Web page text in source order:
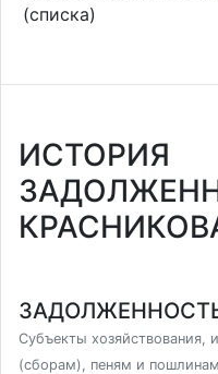
(списка)
ИСТОРИЯ
Субъекты хозяйствования,
(сборам), пеням и пошлинам